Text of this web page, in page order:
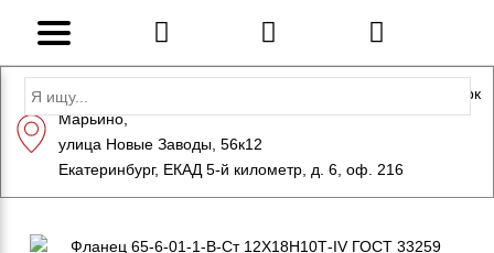
+7 (812) 600-10-15
info@eversteel.ru
Адрес: Санкт-Петербург, Петергоф, Индустриальный парк
Марьино,
улица Новые Заводы, 56к12
Екатеринбург, ЕКАД 5-й километр, д. 6, оф. 216
ЗАКАЗАТЬ ЗВОНОК